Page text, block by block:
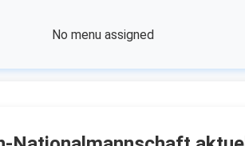
No menu assigned